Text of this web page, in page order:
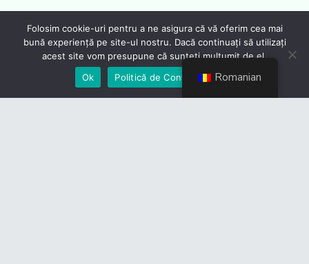
Romanian
Folosim cookie-uri pentru a ne asigura că vă oferim cea mai
bună experiență pe site-ul nostru. Dacă continuați să utilizați
acest site vom presupune că sunteți mulțumit de el.
Ok
Politică de Confidențialiate